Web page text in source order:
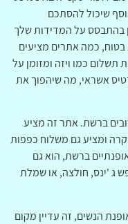
שיכול להסתכם
בהתבסס על המדידות שלך
כמה אתרים מציעים
תשלום כמו ויזה ומזומן על
אשראי, מה שיהפוך את
ברשת. אתר זה מציע
ומציע גם משלוח כפפות
ברשת, הוא גם
ג 'ינס, חולצה, או שמלת
הנשים, זה עדיין מקום